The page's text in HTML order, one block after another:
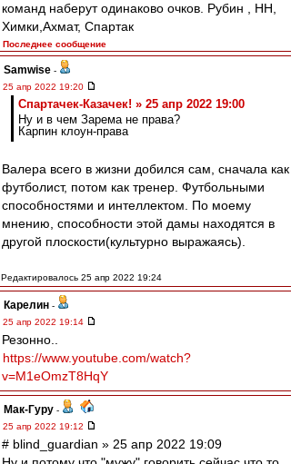
команд наберут одинаково очков. Рубин , НН,
Химки,Ахмат, Спартак
Последнее сообщение
Samwise -
25 апр 2022 19:20
Спартачек-Казачек! » 25 апр 2022 19:00
Ну и в чем Зарема не права?
Карпин клоун-права
Валера всего в жизни добился сам, сначала как
футболист, потом как тренер. Футбольными
способностями и интеллектом. По моему
мнению, способности этой дамы находятся в
другой плоскости(культурно выражаясь).
Редактировалось 25 апр 2022 19:24
Карелин -
25 апр 2022 19:14
Резонно..
https://www.youtube.com/watch?
v=M1eOmzT8HqY
Мак-Гуру -
25 апр 2022 19:12
# blind_guardian » 25 апр 2022 19:09